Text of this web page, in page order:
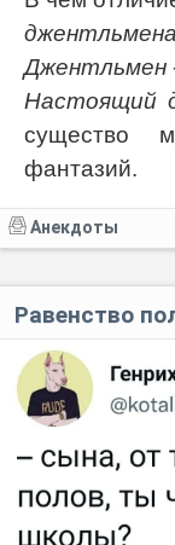
джентльмена
Джентльмен
Настоящий
существо
фантазий.
Анекдоты
Равенство